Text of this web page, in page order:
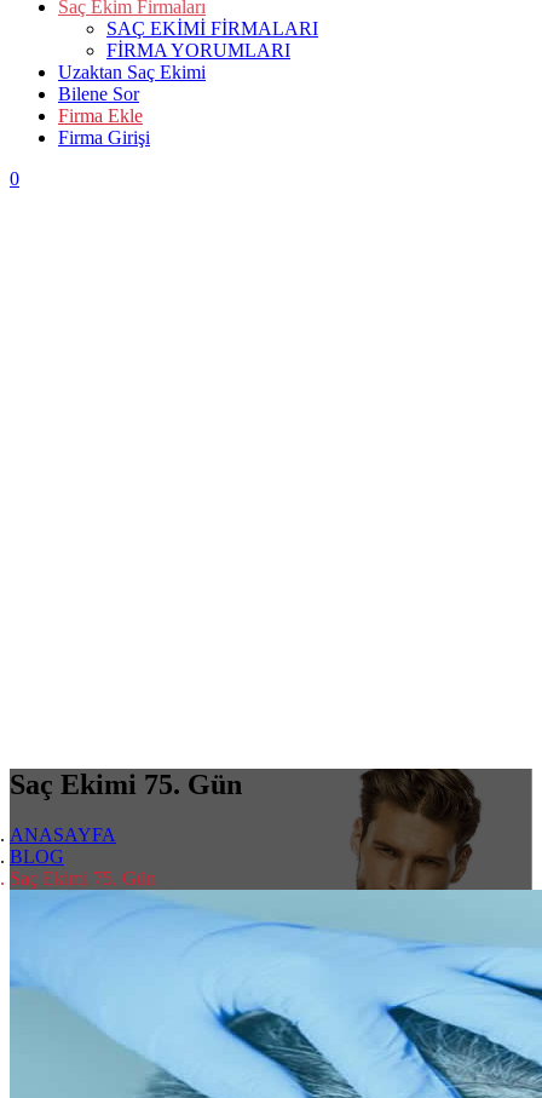
Saç Ekim Firmaları
SAÇ EKİMİ FİRMALARI
FİRMA YORUMLARI
Uzaktan Saç Ekimi
Bilene Sor
Firma Ekle
Firma Girişi
0
Saç Ekimi 75. Gün
ANASAYFA
BLOG
Saç Ekimi 75. Gün